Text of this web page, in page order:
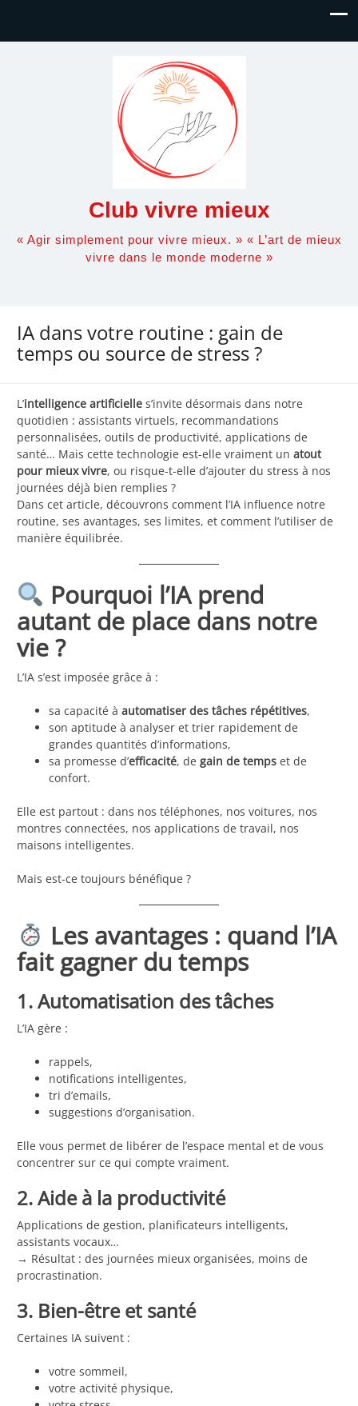
Club vivre mieux
« Agir simplement pour vivre mieux. » « L’art de mieux
vivre dans le monde moderne »
IA dans votre routine : gain de
temps ou source de stress ?
L’intelligence artificielle s’invite désormais dans notre
quotidien : assistants virtuels, recommandations
personnalisées, outils de productivité, applications de
santé… Mais cette technologie est-elle vraiment un atout
pour mieux vivre, ou risque-t-elle d’ajouter du stress à nos
journées déjà bien remplies ?
Dans cet article, découvrons comment l’IA influence notre
routine, ses avantages, ses limites, et comment l’utiliser de
manière équilibrée.
Pourquoi l’IA prend
autant de place dans notre
vie ?
L’IA s’est imposée grâce à :
sa capacité à automatiser des tâches répétitives,
son aptitude à analyser et trier rapidement de
grandes quantités d’informations,
sa promesse d’efficacité, de gain de temps et de
confort.
Elle est partout : dans nos téléphones, nos voitures, nos
montres connectées, nos applications de travail, nos
maisons intelligentes.
Mais est-ce toujours bénéfique ?
Les avantages : quand l’IA
fait gagner du temps
1. Automatisation des tâches
L’IA gère :
rappels,
notifications intelligentes,
tri d’emails,
suggestions d’organisation.
Elle vous permet de libérer de l’espace mental et de vous
concentrer sur ce qui compte vraiment.
2. Aide à la productivité
Applications de gestion, planificateurs intelligents,
assistants vocaux…
→ Résultat : des journées mieux organisées, moins de
procrastination.
3. Bien-être et santé
Certaines IA suivent :
votre sommeil,
votre activité physique,